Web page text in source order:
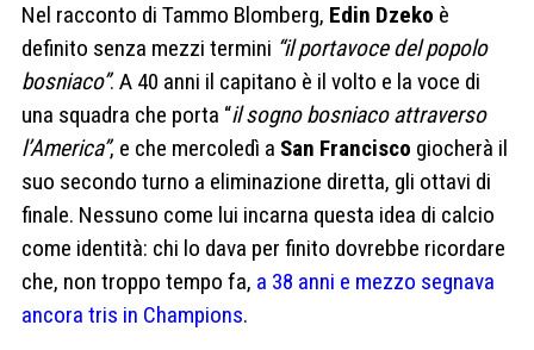
Nel racconto di Tammo Blomberg, Edin Dzeko è
definito senza mezzi termini “il portavoce del popolo
bosniaco”. A 40 anni il capitano è il volto e la voce di
una squadra che porta “il sogno bosniaco attraverso
l’America”, e che mercoledì a San Francisco giocherà il
suo secondo turno a eliminazione diretta, gli ottavi di
finale. Nessuno come lui incarna questa idea di calcio
come identità: chi lo dava per finito dovrebbe ricordare
che, non troppo tempo fa, a 38 anni e mezzo segnava
ancora tris in Champions.